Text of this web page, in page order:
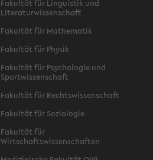
Fakultät für Linguistik und
Literaturwissenschaft
Fakultät für Mathematik
Fakultät für Physik
Fakultät für Psychologie und
Sportwissenschaft
Fakultät für Rechtswissenschaft
Fakultät für Soziologie
Fakultät für
Wirtschaftswissenschaften